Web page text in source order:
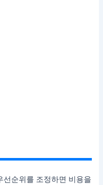
선순위를 조정하면 비용을